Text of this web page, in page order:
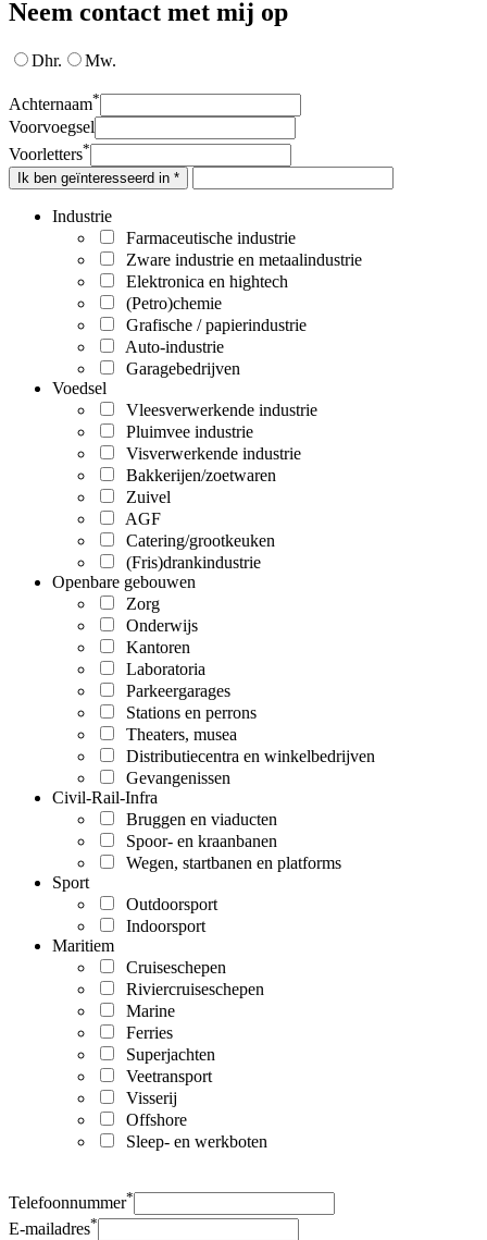
Neem contact met mij op
Dhr. Mw.
Achternaam*
Voorvoegsel
Voorletters*
Ik ben geïnteresseerd in *
Industrie
Farmaceutische industrie
Zware industrie en metaalindustrie
Elektronica en hightech
(Petro)chemie
Grafische / papierindustrie
Auto-industrie
Garagebedrijven
Voedsel
Vleesverwerkende industrie
Pluimvee industrie
Visverwerkende industrie
Bakkerijen/zoetwaren
Zuivel
AGF
Catering/grootkeuken
(Fris)drankindustrie
Openbare gebouwen
Zorg
Onderwijs
Kantoren
Laboratoria
Parkeergarages
Stations en perrons
Theaters, musea
Distributiecentra en winkelbedrijven
Gevangenissen
Civil-Rail-Infra
Bruggen en viaducten
Spoor- en kraanbanen
Wegen, startbanen en platforms
Sport
Outdoorsport
Indoorsport
Maritiem
Cruiseschepen
Riviercruiseschepen
Marine
Ferries
Superjachten
Veetransport
Visserij
Offshore
Sleep- en werkboten
Telefoonnummer*
E-mailadres*